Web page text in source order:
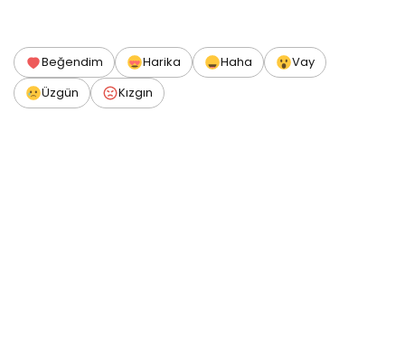
Beğendim Harika Haha
Vay
Üzgün
Kızgın